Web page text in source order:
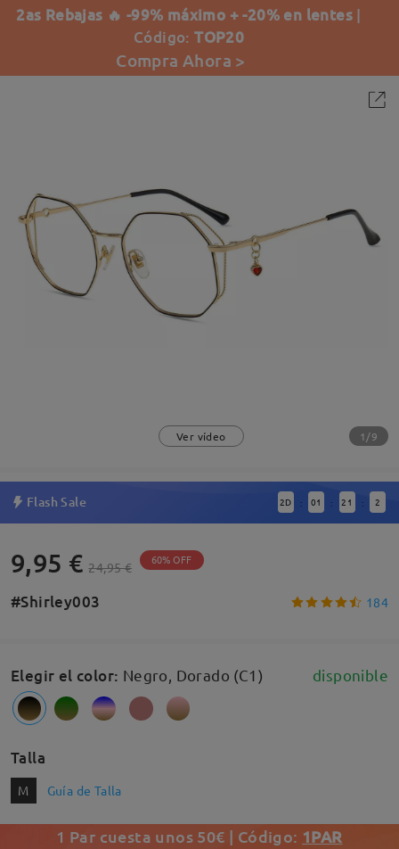
2as Rebajas 🔥 -99% máximo + -20% en lentes |
Código:TOP20
Compra Ahora >
Ver vídeo 1/9
Flash Sale 2D : 01 : 21 : 2
9,95 € 24,95 € 60% OFF
#Shirley003 184
Elegir el color: Negro, Dorado (C1) disponible
Talla
M Guía de Talla
1 Par cuesta unos 50€ | Código: 1PAR